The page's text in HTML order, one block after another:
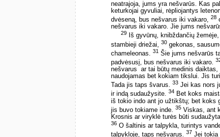
neatrajoja, jums yra nešvarūs. Kas
keturkojai gyvuliai, rėpliojantys
dvėseną, bus nešvarus iki vakaro, 28
nešvarus iki vakaro. Jie jums
29 Iš gyvūnų, knibždančių
stambieji driežai, 30 gekonas,
chameleonas. 31 Šie jums nešvarūs
padvėsusį, bus nešvarus iki vakaro.
nešvarus ­ ar tai būtų medinis
naudojamas bet kokiam tikslui. Jis
Tada jis taps švarus. 33 Jei kas nors
ir indą sudaužysite. 34 Bet koks
iš tokio indo ant jo užtikštų; bet koks
jis buvo tokiame inde. 35 Viskas, ant
Krosnis ar viryklė turės būti
36 O šaltinis ar talpykla, turintys
talpykloje, taps nešvarus. 37 Jei tokia